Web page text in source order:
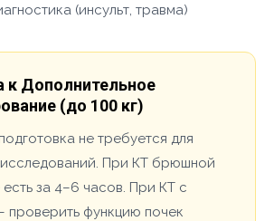
(инсульт, травма)
к Дополнительное
(до 100 кг)
не требуется для
При КТ брюшной
за 4–6 часов. При КТ с
проверить функцию почек